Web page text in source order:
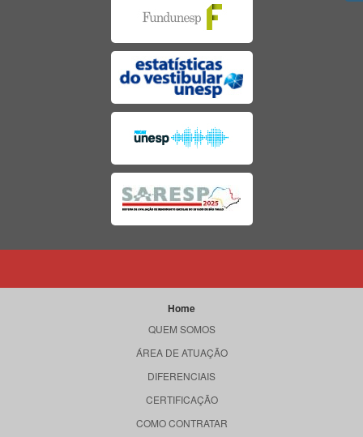
Home
QUEM SOMOS
ÁREA DE ATUAÇÃO
DIFERENCIAIS
CERTIFICAÇÃO
COMO CONTRATAR